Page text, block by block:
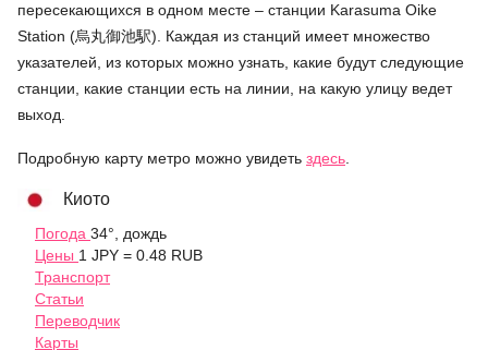
пересекающихся в одном месте – станции Karasuma Oike
Station (烏丸御池駅). Каждая из станций имеет множество
указателей, из которых можно узнать, какие будут следующие
станции, какие станции есть на линии, на какую улицу ведет
выход.
Подробную карту метро можно увидеть здесь
Киото
Погода 34°, дождь
Цены 1 JPY = 0.48 RUB
Транспорт
Статьи
Переводчик
Карты